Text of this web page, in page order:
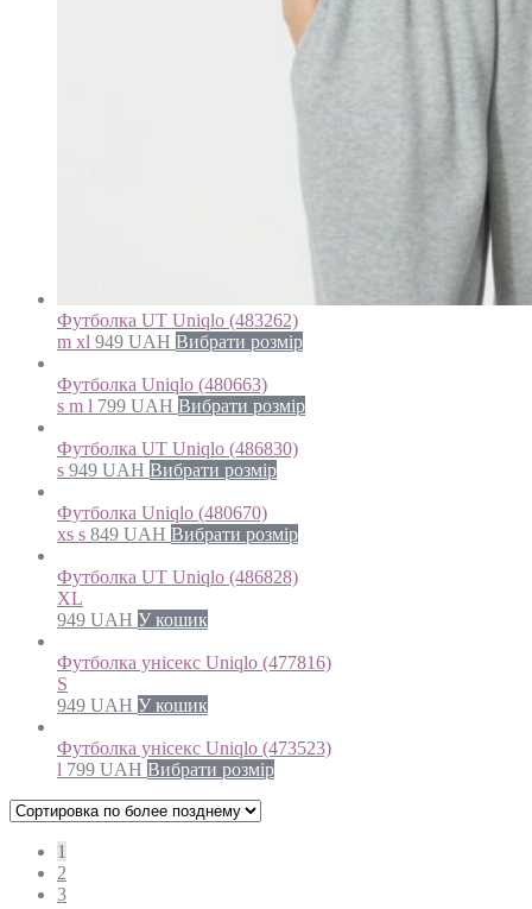
Футболка UT Uniqlo (483262)
m xl 949 UAH Вибрати розмір
Футболка Uniqlo (480663)
s m l 799 UAH Вибрати розмір
Футболка UT Uniqlo (486830)
s 949 UAH Вибрати розмір
Футболка Uniqlo (480670)
xs s 849 UAH Вибрати розмір
Футболка UT Uniqlo (486828)
XL
949 UAH У кошик
Футболка унісекс Uniqlo (477816)
S
949 UAH У кошик
Футболка унісекс Uniqlo (473523)
l 799 UAH Вибрати розмір
1
2
3